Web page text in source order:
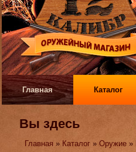
Главная Каталог
Вы здесь
Главная » Каталог »Оружие »